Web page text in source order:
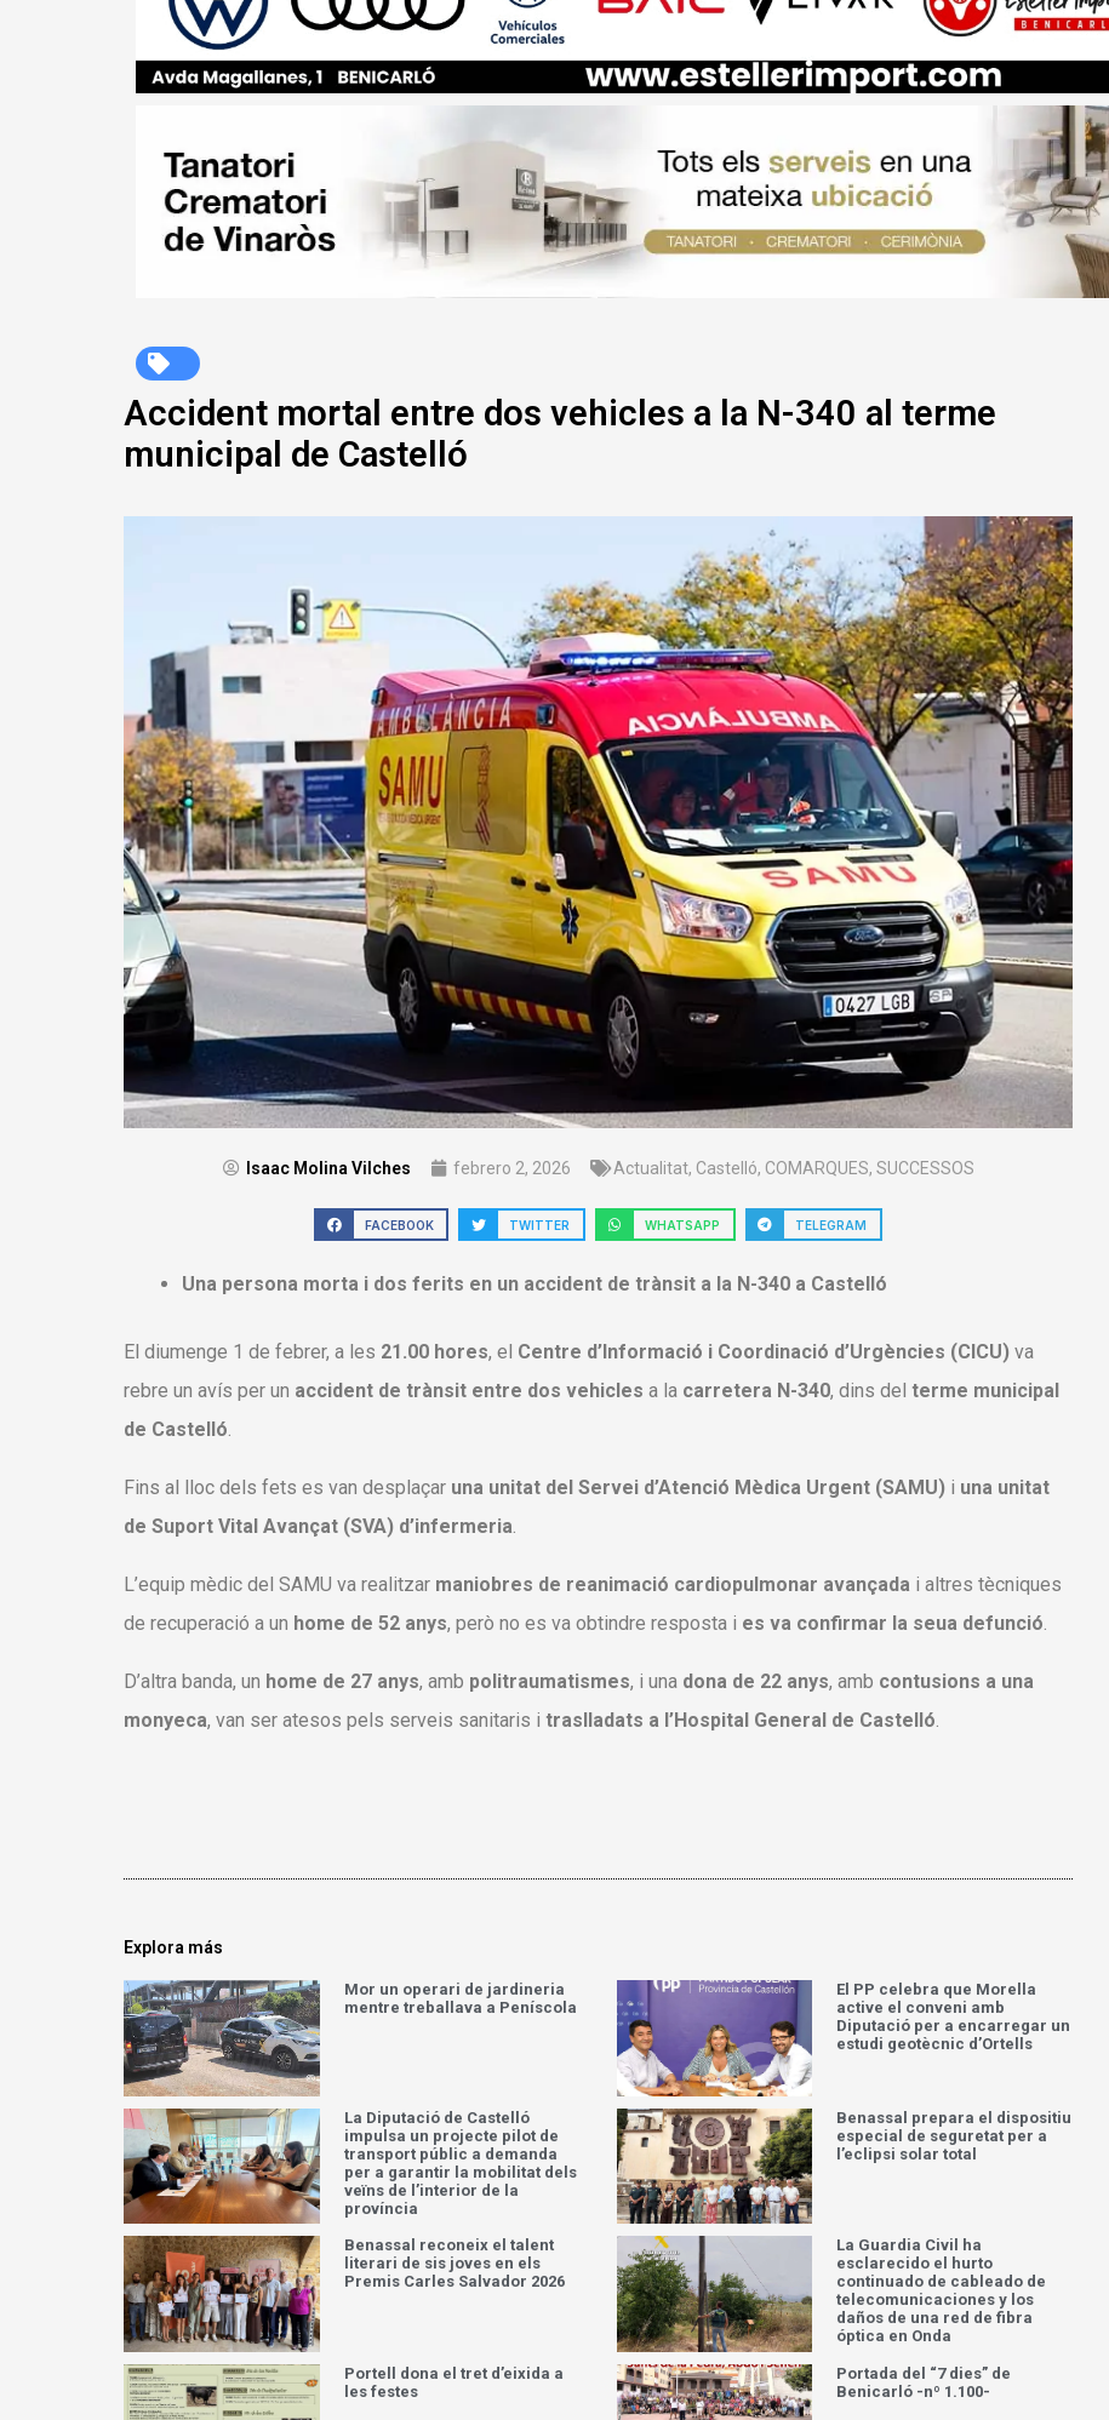
Accident mortal entre dos vehicles a la N-340 al terme
municipal de Castelló
Isaac Molina Vilches febrero 2, 2026 Actualitat, Castelló, COMARQUES, SUCCESSOS
FACEBOOK TWITTER WHATSAPP TELEGRAM
Una persona morta i dos ferits en un accident de trànsit a la N-340 a Castelló
El diumenge 1 de febrer, a les 21.00 hores, el Centre d’Informació i Coordinació d’Urgències (CICU) va
rebre un avís per un accident de trànsit entre dos vehicles a la carretera N-340, dins del terme municipal
de Castelló.
Fins al lloc dels fets es van desplaçar una unitat del Servei d’Atenció Mèdica Urgent (SAMU) i una unitat
de Suport Vital Avançat (SVA) d’infermeria.
L’equip mèdic del SAMU va realitzar maniobres de reanimació cardiopulmonar avançada i altres tècniques
de recuperació a un home de 52 anys, però no es va obtindre resposta i es va confirmar la seua defunció.
D’altra banda, un home de 27 anys, amb politraumatismes, i una dona de 22 anys, amb contusions a una
monyeca, van ser atesos pels serveis sanitaris i traslladats a l’Hospital General de Castelló.
Explora más
Mor un operari de jardineria
mentre treballava a Peníscola
El PP celebra que Morella
active el conveni amb
Diputació per a encarregar un
estudi geotècnic d’Ortells
La Diputació de Castelló
impulsa un projecte pilot de
transport públic a demanda
per a garantir la mobilitat dels
veïns de l’interior de la
província
Benassal prepara el dispositiu
especial de seguretat per a
l’eclipsi solar total
Benassal reconeix el talent
literari de sis joves en els
Premis Carles Salvador 2026
La Guardia Civil ha
esclarecido el hurto
continuado de cableado de
telecomunicaciones y los
daños de una red de fibra
óptica en Onda
Portell dona el tret d’eixida a
les festes
Portada del “7 dies” de
Benicarló -nº 1.100-